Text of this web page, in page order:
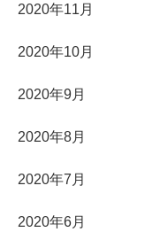
2020年11月
2020年10月
2020年9月
2020年8月
2020年7月
2020年6月